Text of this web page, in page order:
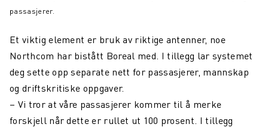
passasjerer.
Et viktig element er bruk av riktige antenner, noe
Northcom har bistått Boreal med. I tillegg lar systemet
deg sette opp separate nett for passasjerer, mannskap
og driftskritiske oppgaver.
– Vi tror at våre passasjerer kommer til å merke
forskjell når dette er rullet ut 100 prosent. I tillegg